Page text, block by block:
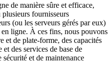
de manière sûre et efficace,
fournisseurs
(ou les serveurs gérés par eux)
ligne. À ces fins, nous pouvons
et de plate-forme, des capacités
et des services de base de
sécurité et de maintenance